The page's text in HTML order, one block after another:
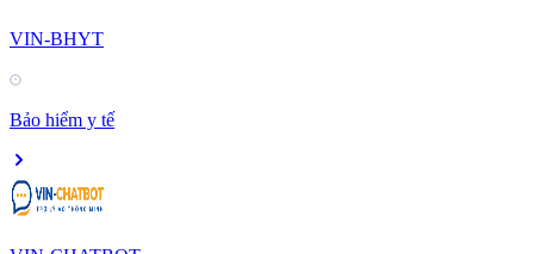
VIN-BHYT
Bảo hiểm y tế